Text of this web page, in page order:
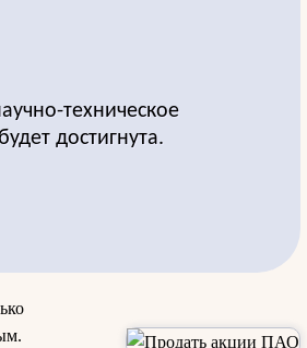
техническое
достигнута.